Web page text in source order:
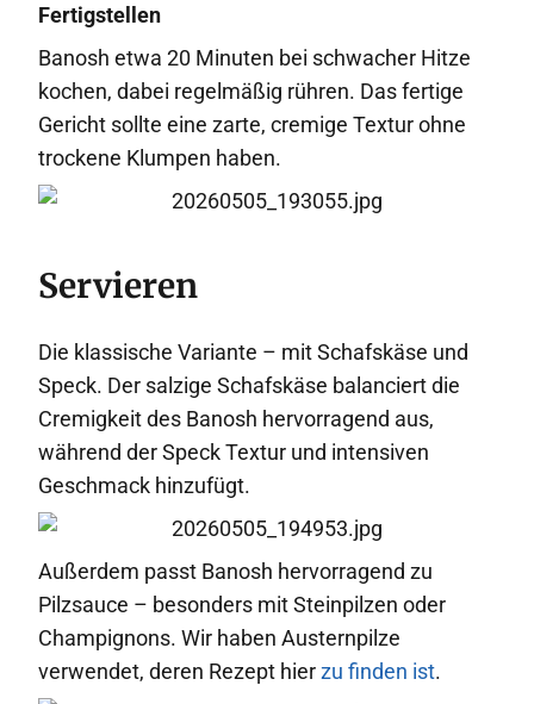
Fertigstellen
Banosh etwa 20 Minuten bei schwacher Hitze
kochen, dabei regelmäßig rühren. Das fertige
Gericht sollte eine zarte, cremige Textur ohne
trockene Klumpen haben.
Servieren
Die klassische Variante – mit Schafskäse und
Speck. Der salzige Schafskäse balanciert die
Cremigkeit des Banosh hervorragend aus,
während der Speck Textur und intensiven
Geschmack hinzufügt.
Außerdem passt Banosh hervorragend zu
Pilzsauce – besonders mit Steinpilzen oder
Champignons. Wir haben Austernpilze
verwendet, deren Rezept hierzu finden ist.